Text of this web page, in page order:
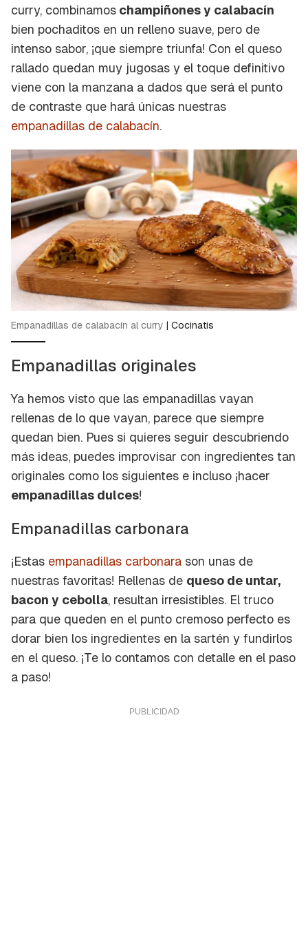
curry, combinamos champiñones y calabacín
bien pochaditos en un relleno suave, pero de
intenso sabor, ¡que siempre triunfa! Con el queso
rallado quedan muy jugosas y el toque definitivo
viene con la manzana a dados que será el punto
de contraste que hará únicas nuestras
empanadillas de calabacín.
Empanadillas de calabacín al curry | Cocinatis
Empanadillas originales
Ya hemos visto que las empanadillas vayan
rellenas de lo que vayan, parece que siempre
quedan bien. Pues si quieres seguir descubriendo
más ideas, puedes improvisar con ingredientes tan
originales como los siguientes e incluso ¡hacer
empanadillas dulces!
Empanadillas carbonara
¡Estas empanadillas carbonara son unas de
nuestras favoritas! Rellenas de queso de untar,
bacon y cebolla, resultan irresistibles. El truco
para que queden en el punto cremoso perfecto es
dorar bien los ingredientes en la sartén y fundirlos
en el queso. ¡Te lo contamos con detalle en el paso
a paso!